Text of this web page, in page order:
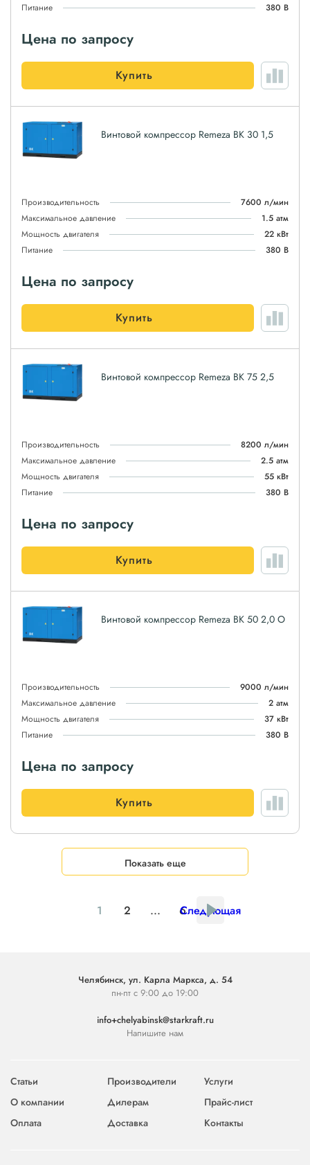
Питание
380 В
Цена по запросу
Купить
Винтовой компрессор Remeza ВК 30 1,5
Производительность
7600 л/мин
Максимальное давление
1.5 атм
Мощность двигателя
22 кВт
Питание
380 В
Цена по запросу
Купить
Винтовой компрессор Remeza ВК 75 2,5
Производительность
8200 л/мин
Максимальное давление
2.5 атм
Мощность двигателя
55 кВт
Питание
380 В
Цена по запросу
Купить
Винтовой компрессор Remeza ВК 50 2,0 О
Производительность
9000 л/мин
Максимальное давление
2 атм
Мощность двигателя
37 кВт
Питание
380 В
Цена по запросу
Купить
Показать еще
1 2 ... 6
Следующая
Челябинск, ул. Карла Маркса, д. 54
пн-пт с 9:00 до 19:00
info+chelyabinsk@starkraft.ru
Напишите нам
Статьи Производители
Услуги
О компании
Дилерам
Прайс-лист
Оплата
Доставка Контакты